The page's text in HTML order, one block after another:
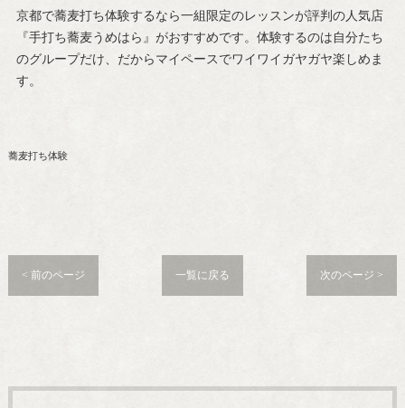
京都で蕎麦打ち体験するなら一組限定のレッスンが評判の人気店
『手打ち蕎麦うめはら』がおすすめです。体験するのは自分たち
のグループだけ、だからマイペースでワイワイガヤガヤ楽しめま
す。
蕎麦打ち体験
< 前のページ 一覧に戻る 次のページ >